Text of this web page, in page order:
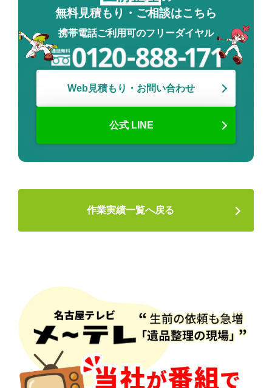
無料見積もり・ご相談はこちら
携帯電話ご利用可のフリーダイヤル
Web見積もり・お問い合わせ
公式 LINE
作業実績一覧へ戻る